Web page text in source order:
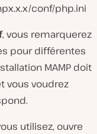
conf/php.ini
, vous remarquerez
pour différentes
MAMP doit
vous voudrez
utilisez, ouvre